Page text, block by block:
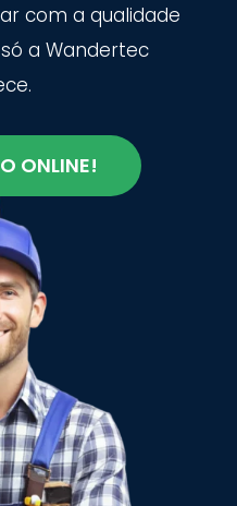
com a qualidade
a Wandertec
ONLINE!